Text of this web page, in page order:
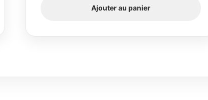
Ajouter au panier